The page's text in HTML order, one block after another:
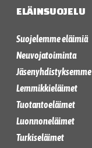
ELÄINSUOJELU
Suojelemme eläimiä
Neuvojatoiminta
Jäsenyhdistyksemme
Lemmikkieläimet
Tuotantoeläimet
Luonnoneläimet
Turkiseläimet